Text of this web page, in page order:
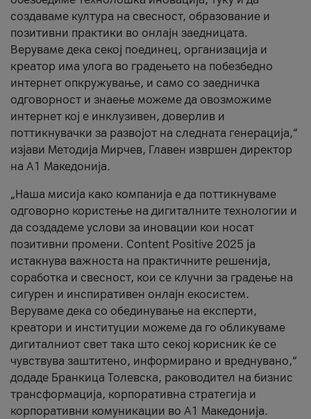
создаваме култура на свесност, образование и
позитивни практики во онлајн заедницата.
Веруваме дека секој поединец, организација и
креатор има улога во градењето на побезбедно
интернет опкружување, и само со заедничка
одговорност и знаење можеме да овозможиме
интернет кој е инклузивен, доверлив и
поттикнувачки за развојот на следната генерација,“
изјави Методија Мирчев, Главен извршен директор
на А1 Македонија.
„Наша мисија како компанија е да поттикнуваме
одговорно користење на дигиталните технологии и
да создадеме услови за иновации кои носат
позитивни промени. Content Positive 2025 ја
истакнува важноста на практичните решенија,
соработка и свесност, кои се клучни за градење на
сигурен и инспиративен онлајн екосистем.
Веруваме дека со обединување на експерти,
креатори и институции можеме да го обликуваме
дигиталниот свет така што секој корисник ќе се
чувствува заштитено, информирано и вреднувано,“
додаде Бранкица Толевска, раководител на бизнис
трансформација, корпоративна стратегија и
корпоративни комуникации во А1 Македонија.